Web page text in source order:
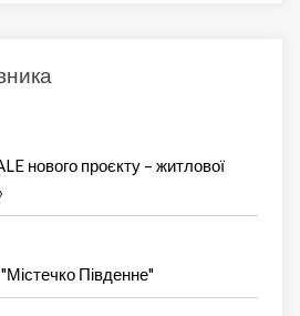
нового проєкту – житлової
Південне"